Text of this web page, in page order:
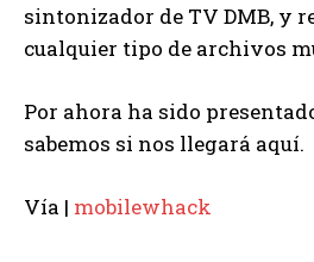
sintonizador de TV DMB, y
cualquier tipo de archivos
Por ahora ha sido
sabemos si nos llegará aquí.
Vía | mobilewhack